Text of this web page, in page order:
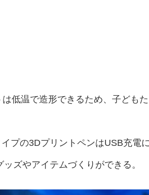
低温で造形できるため、子どもた
プの3DプリントペンはUSB充電
ズやアイテムづくりができる。